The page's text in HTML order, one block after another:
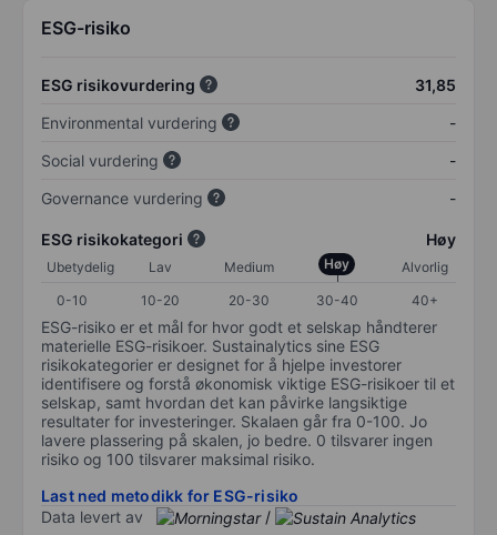
ESG-risiko
ESG risikovurdering
31,85
Environmental vurdering
-
Social vurdering
-
Governance vurdering
-
ESG risikokategori Høy
Ubetydelig Lav Medium Høy
Alvorlig
0-10
10-20 20-30 30-40 40+
ESG-risiko er et mål for hvor godt et selskap håndterer
materielle ESG-risikoer. Sustainalytics sine ESG
risikokategorier er designet for å hjelpe investorer
identifisere og forstå økonomisk viktige ESG-risikoer til et
selskap, samt hvordan det kan påvirke langsiktige
resultater for investeringer. Skalaen går fra 0-100. Jo
lavere plassering på skalen, jo bedre. 0 tilsvarer ingen
risiko og 100 tilsvarer maksimal risiko.
Last ned metodikk for ESG-risiko
Data levert av
/